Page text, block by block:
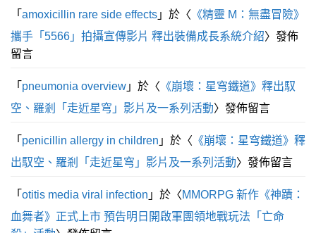
「 amoxicillin rare side effects 」於〈 《精靈 M：無盡冒險》
攜手「5566」拍攝宣傳影片 釋出裝備成長系統介紹〉發佈
留言
「 pneumonia overview 」於〈 《崩壞：星穹鐵道》釋出馭
空、羅剎「走近星穹」影片及一系列活動〉發佈留言
「 penicillin allergy in children 」於〈 《崩壞：星穹鐵道》釋
出馭空、羅剎「走近星穹」影片及一系列活動〉發佈留言
「 otitis media viral infection 」於〈MMORPG 新作《神蹟：
血舞者》正式上市 預告明日開啟軍團領地戰玩法「亡命